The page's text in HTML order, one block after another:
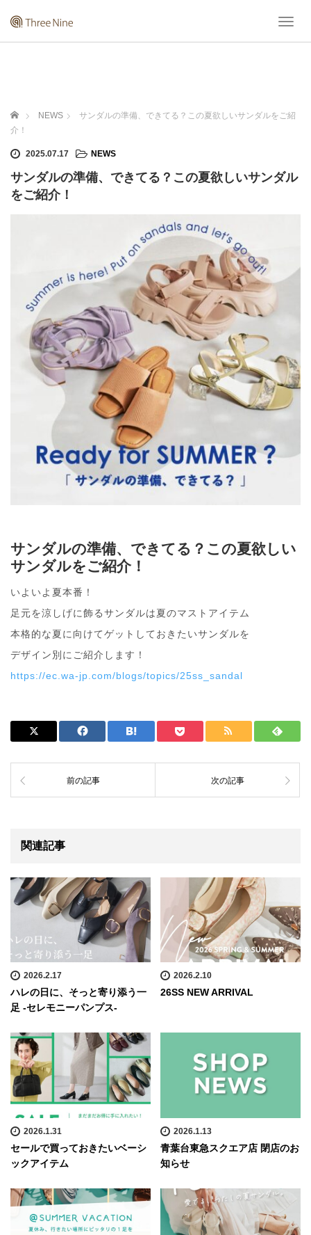
T
a
a
ホーム NEWS
サンダルの準備、できてる？この夏欲しいサンダルをご紹
介！
2025.07.17 NEWS
サンダルの準備、できてる？この夏欲しいサンダル
をご紹介！
サンダルの準備、できてる？この夏欲しい
サンダルをご紹介！
いよいよ夏本番！
足元を涼しげに飾るサンダルは夏のマストアイテム
本格的な夏に向けてゲットしておきたいサンダルを
デザイン別にご紹介します！
https://ec.wa-jp.com/blogs/topics/25ss_sandal
前の記事 次の記事
関連記事
2026.2.17
ハレの日に、そっと寄り添う一
足 -セレモニーパンプス-
2026.2.10
26SS NEW ARRIVAL
2026.1.31
セールで買っておきたいベーシ
ックアイテム
2026.1.13
青葉台東急スクエア店 閉店のお
知らせ